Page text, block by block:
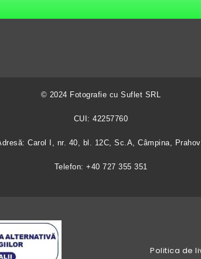
© 2024 Fotografie cu Suflet SRL
CUI: 42257760
Carol I, nr. 40, bl. 12C, Sc.A, Câmpina,
Telefon: +40 727 355 351
Politica de